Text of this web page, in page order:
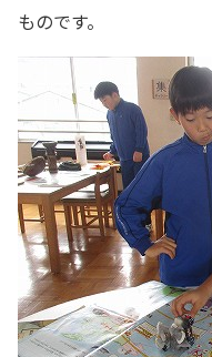
ものです。